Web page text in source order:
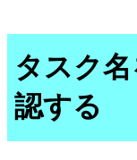
タスク
認する